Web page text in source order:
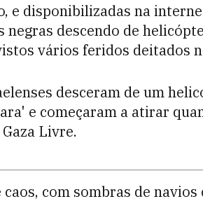
e disponibilizadas na
descendo de
vários feridos deitados
desceram de um
e começaram a atirar
Livre.
com sombras de navios